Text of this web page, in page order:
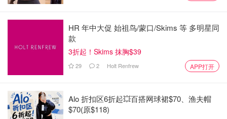
HR 年中大促 始祖鸟/蒙口/Skims 等 多明星同
款
3折起！Skims 抹胸$39
29 2 Holt Renfrew APP打开
Alo 折扣区6折起💥百搭网球裙$70、渔夫帽
$70(原$118)